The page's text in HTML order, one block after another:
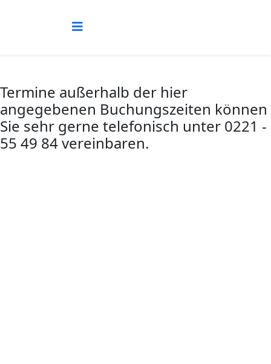
Termine außerhalb der hier
angegebenen Buchungszeiten können
Sie sehr gerne telefonisch unter 0221 -
55 49 84 vereinbaren.